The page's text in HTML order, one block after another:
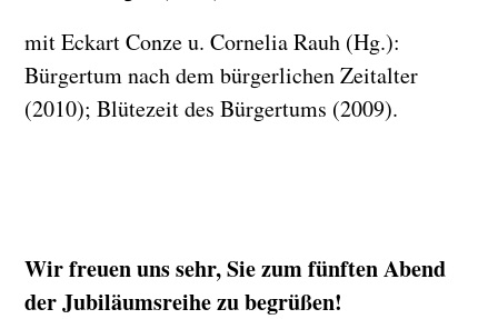
mit Eckart Conze u. Cornelia Rauh (Hg.):
Bürgertum nach dem bürgerlichen Zeitalter
(2010); Blütezeit des Bürgertums (2009).
Wir freuen uns sehr, Sie zum fünften Abend
der Jubiläumsreihe zu begrüßen!